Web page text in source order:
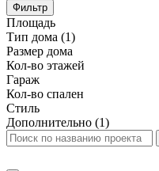
Фильтр
Площадь
Тип дома (1)
Размер дома
Кол-во этажей
Гараж
Кол-во спален
Стиль
Дополнительно (1)